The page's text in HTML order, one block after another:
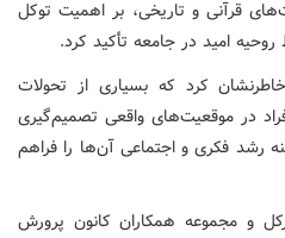
قرآنی و تاریخی، بر اهمیت توکل
امید در جامعه تأکید کرد.
کرد که بسیاری از تحولات
در موقعیت‌های واقعی تصمیم‌گیری
رشد فکری و اجتماعی آن‌ها را فراهم
و مجموعه همکاران کانون پرورش